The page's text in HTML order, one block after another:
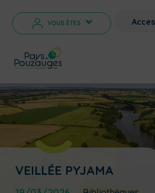
VOUS ÊTES >
VEILLÉE PYJAMA